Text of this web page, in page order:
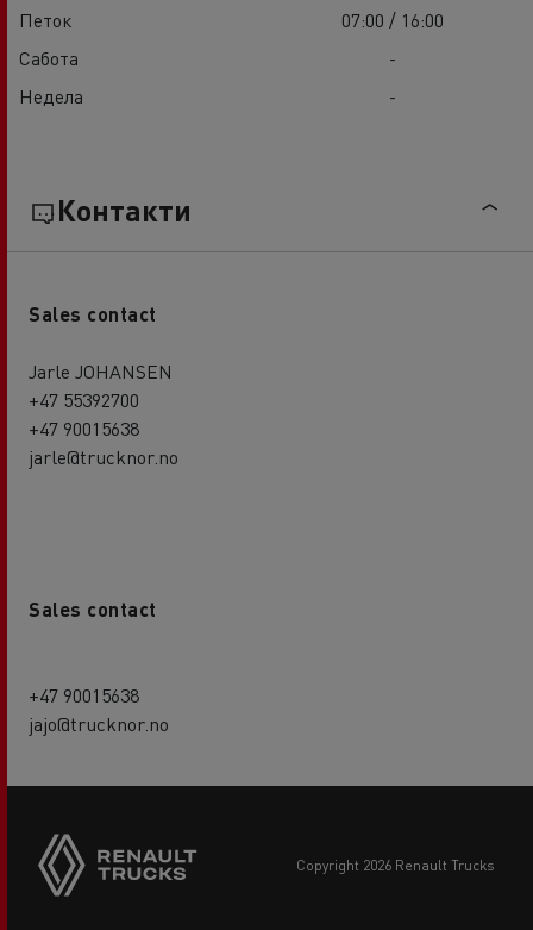
Петок
07:00 / 16:00
Сабота
-
Недела
-
Контакти
Sales contact
Jarle JOHANSEN
+47 55392700
+47 90015638
jarle@trucknor.no
Sales contact
+47 90015638
jajo@trucknor.no
copyright 2026 Renault Trucks